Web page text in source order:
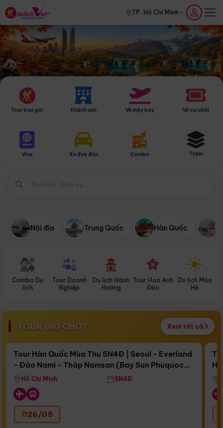
TP. Hồ Chí Minh
Tour trọn gói Khách sạn Vé máy bay Vé vui chơi
Visa Xe đưa đón Combo Thêm
Nội địa Trung Quốc Hàn Quốc
Combo Du
lịch
Tour Doanh
Nghiệp
Du lịch Hành
Hương
Tour Hoa Anh
Đào
Du lịch Mùa
Hè
TOUR GIỜ CHÓT Xem tất cả
Còn16 ngày 18:10:17
Bay Sun Phuquoc Airways
Điểm nổi bật
Tour Hàn Quốc Mùa Thu 5N4Đ | Seoul - Everland
- Đảo Nami - Tháp Namsan (Bay Sun Phuquoc
Airways)
Hồ Chí Minh 5N4Đ
26/08